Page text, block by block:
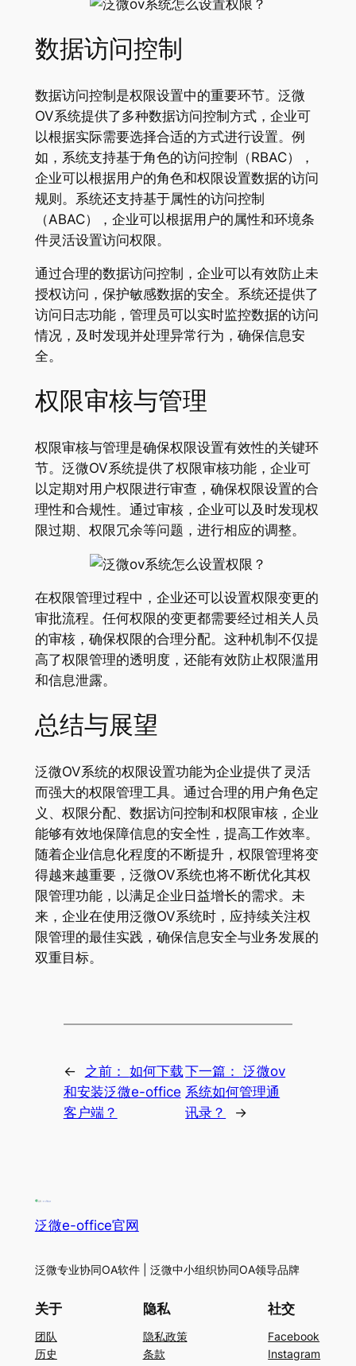
数据访问控制
数据访问控制是权限设置中的重要环节。泛微
OV系统提供了多种数据访问控制方式，企业可
以根据实际需要选择合适的方式进行设置。例
如，系统支持基于角色的访问控制（RBAC），
企业可以根据用户的角色和权限设置数据的访问
规则。系统还支持基于属性的访问控制
（ABAC），企业可以根据用户的属性和环境条
件灵活设置访问权限。
通过合理的数据访问控制，企业可以有效防止未
授权访问，保护敏感数据的安全。系统还提供了
访问日志功能，管理员可以实时监控数据的访问
情况，及时发现并处理异常行为，确保信息安
全。
权限审核与管理
权限审核与管理是确保权限设置有效性的关键环
节。泛微OV系统提供了权限审核功能，企业可
以定期对用户权限进行审查，确保权限设置的合
理性和合规性。通过审核，企业可以及时发现权
限过期、权限冗余等问题，进行相应的调整。
在权限管理过程中，企业还可以设置权限变更的
审批流程。任何权限的变更都需要经过相关人员
的审核，确保权限的合理分配。这种机制不仅提
高了权限管理的透明度，还能有效防止权限滥用
和信息泄露。
总结与展望
泛微OV系统的权限设置功能为企业提供了灵活
而强大的权限管理工具。通过合理的用户角色定
义、权限分配、数据访问控制和权限审核，企业
能够有效地保障信息的安全性，提高工作效率。
随着企业信息化程度的不断提升，权限管理将变
得越来越重要，泛微OV系统也将不断优化其权
限管理功能，以满足企业日益增长的需求。未
来，企业在使用泛微OV系统时，应持续关注权
限管理的最佳实践，确保信息安全与业务发展的
双重目标。
← 之前： 如何下载
和安装泛微e-office
客户端？
下一篇：
泛微ov
系统如何管理通
讯录？
→
泛微e-office官网
泛微专业协同OA软件 | 泛微中小组织协同OA领导品牌
关于
团队
历史
隐私
隐私政策
条款
社交
Facebook
Instagram